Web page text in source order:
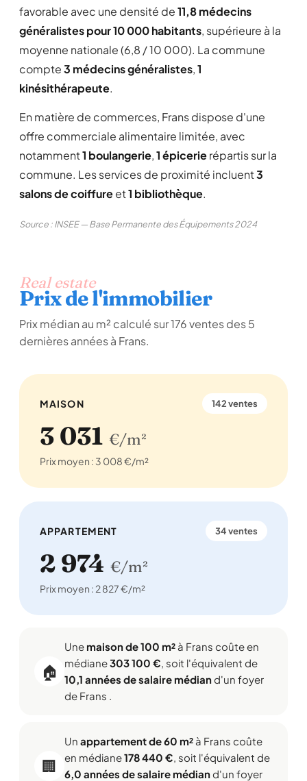
favorable avec une densité de11,8 médecins
généralistes pour 10 000 habitants, supérieure à la
moyenne nationale (6,8 / 10 000). La commune
compte3 médecins généralistes,1
kinésithérapeute.
En matière de commerces, Frans dispose d'une
offre commerciale alimentaire limitée, avec
notamment1 boulangerie,1 épicerierépartis sur la
commune. Les services de proximité incluent3
salons de coiffureet1 bibliothèque.
Source : INSEE — Base Permanente des Équipements 2024
Real estate
Prix de l'immobilier
Prix médian au m² calculé sur 176 ventes des 5
dernières années à Frans.
MAISON 142 ventes
3 031 €/m²
Prix moyen : 3 008 €/m²
APPARTEMENT 34 ventes
2 974 €/m²
Prix moyen : 2 827 €/m²
🏠
Une maison de 100 m² à Frans coûte en
médiane303 100 €, soit l'équivalent de
10,1 années de salaire médiand'un foyer
de Frans .
🏢
Un appartement de 60 m² à Frans coûte
en médiane178 440 €, soit l'équivalent de
6,0 années de salaire médiand'un foyer